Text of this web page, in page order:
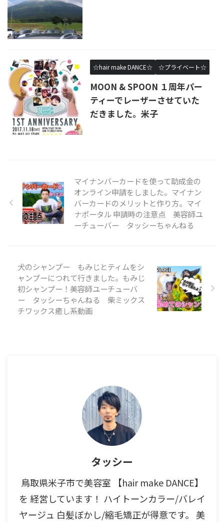
☆hair make DANCE☆ ☆プライベート☆
MOON & SPOON １周年パー
ティーでレーザーさせていた
だきました。米子
マイナンバーカードを使って助成金の
オンライン申請をしました。マイナン
バーカードのメリットと作り方。マイ
ナポータル 申請時の注意点 美容師ユ
ーチューバー タッシーちゃんねる
犬のシャンプー もみじとティムをシ
ャンプーにつれて行きました。もみじ
初シャンプー！美容師ユーチューバ
ー タッシーちゃんねる 柴ミックス
チワックス癒し系動画
タッシー
鳥取県米子市で美容室 【hair make DANCE】
を 経営しています！ ハイトーンカラー/バレイ
ヤージュ 白髪ぼかし/縮毛矯正が得意です。 美